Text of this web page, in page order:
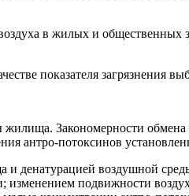
в жилых и общественных
показателя загрязнения
жилища. Закономерности
антро-потоксинов
и денатурацией воздушной
изменением подвижности